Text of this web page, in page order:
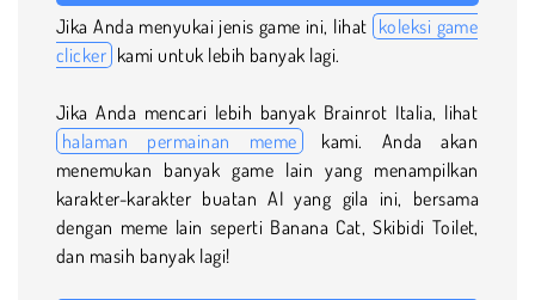
Jika Anda menyukai jenis game ini, lihat koleksi game
clicker kami untuk lebih banyak lagi.
Jika Anda mencari lebih banyak Brainrot Italia, lihat
halaman permainan meme kami. Anda akan
menemukan banyak game lain yang menampilkan
karakter-karakter buatan AI yang gila ini, bersama
dengan meme lain seperti Banana Cat, Skibidi Toilet,
dan masih banyak lagi!